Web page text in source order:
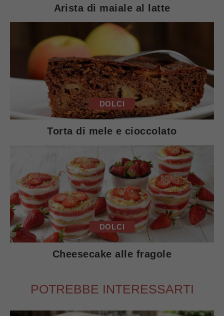
Arista di maiale al latte
DOLCI
Torta di mele e cioccolato
DOLCI
Cheesecake alle fragole
POTREBBE INTERESSARTI